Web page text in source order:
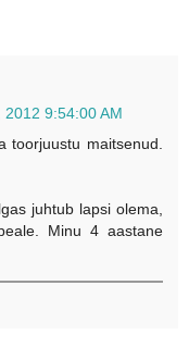
9:54:00 AM
toorjuustu maitsenud.
juhtub lapsi olema,
Minu 4 aastane